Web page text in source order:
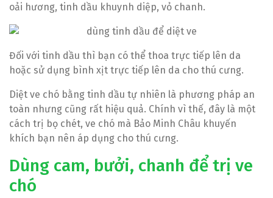
oải hương, tinh dầu khuynh diệp, vỏ chanh.
Đối với tinh dầu thì bạn có thể thoa trực tiếp lên da
hoặc sử dụng bình xịt trực tiếp lên da cho thú cưng.
Diệt ve chó bằng tinh dầu tự nhiên là phương pháp an
toàn nhưng cũng rất hiệu quả. Chính vì thế, đây là một
cách trị bọ chét, ve chó mà Bảo Minh Châu khuyến
khích bạn nên áp dụng cho thú cưng.
Dùng cam, bưởi, chanh để trị ve
chó